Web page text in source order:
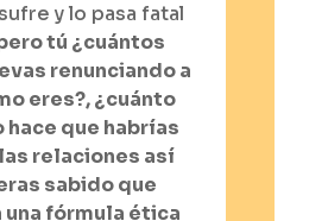
y lo pasa fatal
tú ¿cuántos
renunciando a
eres?, ¿cuánto
que habrías
relaciones así
sabido que
fórmula ética